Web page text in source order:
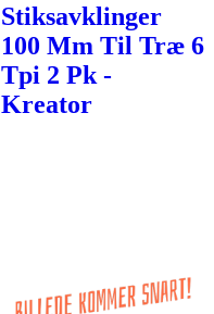
Stiksavklinger
100 Mm Til Træ 6
Tpi 2 Pk -
Kreator